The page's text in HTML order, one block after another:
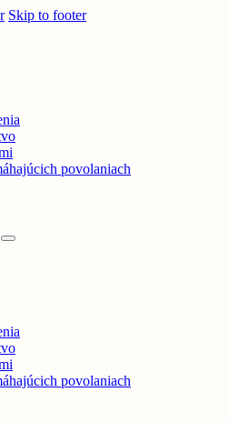
Skip to footer
povolaniach
povolaniach